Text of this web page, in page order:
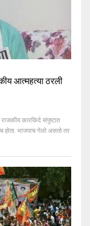
आत्महत्या ठरली
कारकिर्द संपुष्टात
होता. भाजपाच गेलो असतो तर